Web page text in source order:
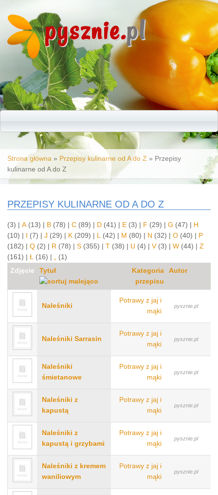
pysznie.pl
Jesteś tutaj
Strona główna » Przepisy kulinarne od A do Z » Przepisy
kulinarne od A do Z
PRZEPISY KULINARNE OD A DO Z
(3) A(13) B (78) C (89) D (41) E (3) F (29) G (47)
H
(10)
(7) J (29) K (209) L (42) M (80) N (32) O (40)
P
(182)
Q (2) R (78) S (355) T (38) U (4) V(3) W (44)
Z
(161)
Ł (16) „ (1)
Zdjęcie
Tytuł
Kategoria
przepisu
Autor
Naleśniki
Potrawy z jaj i
mąki
pysznie.pl
Naleśniki Sarrasin
Potrawy z jaj i
mąki
pysznie.pl
Naleśniki
śmietanowe
Potrawy z jaj i
mąki
pysznie.pl
Naleśniki z
kapustą
Potrawy z jaj i
mąki
pysznie.pl
Naleśniki z
kapustą i grzybami
Potrawy z jaj i
mąki
pysznie.pl
Naleśniki z kremem
waniliowym
Potrawy z jaj i
mąki
pysznie.pl